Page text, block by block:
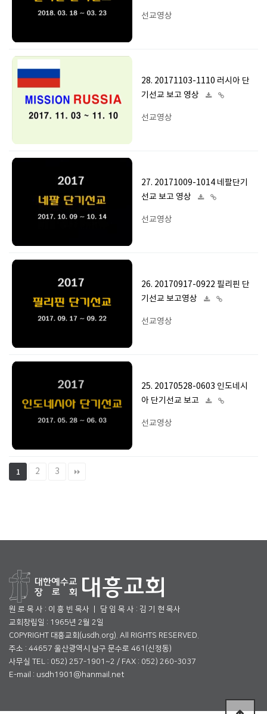
선교영상
28. 20171103-1110 러시아 단
기선교 보고 영상
선교영상
27. 20171009-1014 네팔단기
선교 보고 영상
선교영상
26. 20170917-0922 필리핀 단
기선교 보고영상
선교영상
25. 20170528-0603 인도네시
아 단기선교 보고
선교영상
1 2 3
원 로 목 사 : 이 흥 빈 목사 ㅣ 담 임 목 사 : 김 기 현 목사
교회창립일 : 1965년 2월 2일
COPYRIGHT 대흥교회(usdh.org). All RIGHTS RESERVED.
주소 : 44657 울산광역시 남구 문수로 461(신정동)
사무실 TEL : 052) 257-1901~2 / FAX : 052) 260-3037
E-mail : usdh1901@hanmail.net